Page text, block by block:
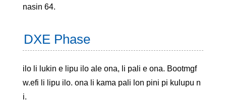
nasin 64.
DXE Phase
ilo li lukin e lipu ilo ale ona, li pali e ona. Bootmgf
w.efi li lipu ilo. ona li kama pali lon pini pi kulupu n
i.